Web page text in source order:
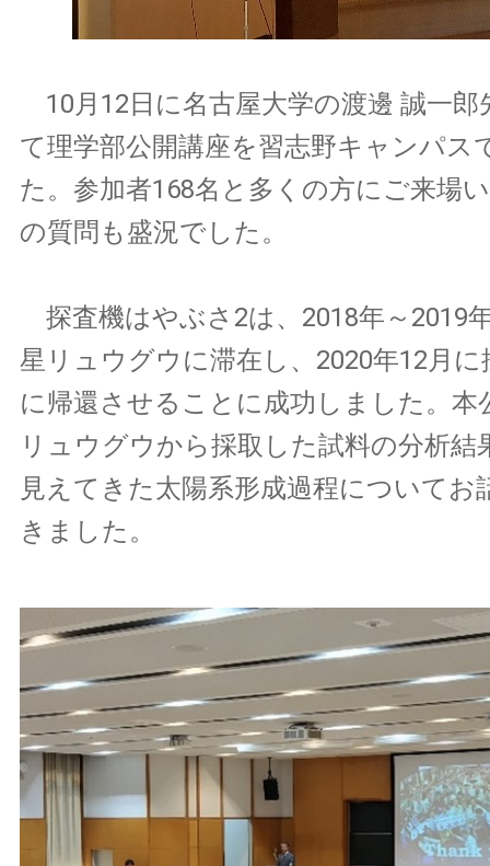
10月12日に名古屋大学の渡邊 誠一郎
て理学部公開講座を習志野キャンパス
た。参加者168名と多くの方にご来場
の質問も盛況でした。
探査機はやぶさ2は、2018年～2019
星リュウグウに滞在し、2020年12月に
に帰還させることに成功しました。本
リュウグウから採取した試料の分析結
見えてきた太陽系形成過程についてお
きました。